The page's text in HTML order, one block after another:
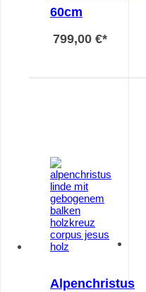
60cm
799,00 €*
Alpenchristus